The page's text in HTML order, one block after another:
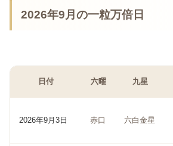
2026年9月の一粒万倍日
日付 六曜 九星
2026年9月3日 赤口 六白金星